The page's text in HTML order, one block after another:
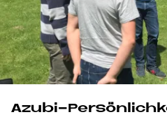
Azubi-